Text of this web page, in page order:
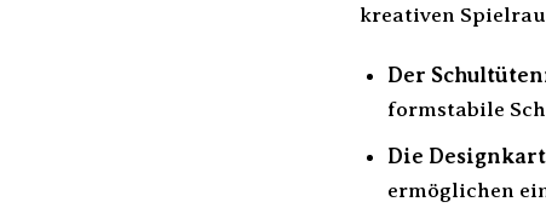
kreativen
Der
formstabile
Die
ermöglichen